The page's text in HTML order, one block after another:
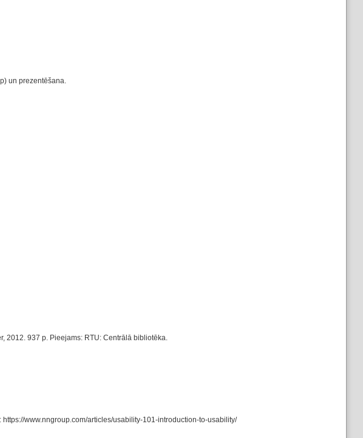
un prezentēšana.
2012. 937 p. Pieejams: RTU: Centrālā bibliotēka.
www.nngroup.com/articles/usability-101-introduction-to-usability/